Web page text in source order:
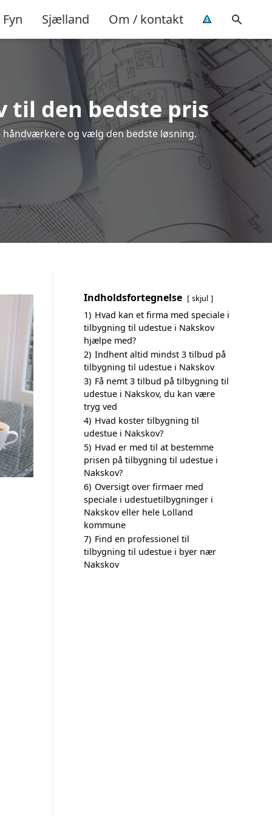
Fyn Sjælland Om / kontakt
til den bedste pris
håndværkere og vælg den bedste løsning.
Indholdsfortegnelse skjul
1) Hvad kan et firma med speciale i
tilbygning til udestue i Nakskov
hjælpe med?
2) Indhent altid mindst 3 tilbud på
tilbygning til udestue i Nakskov
3) Få nemt 3 tilbud på tilbygning til
udestue i Nakskov, du kan være
tryg ved
4) Hvad koster tilbygning til
udestue i Nakskov?
5) Hvad er med til at bestemme
prisen på tilbygning til udestue i
Nakskov?
6) Oversigt over firmaer med
speciale i udestuetilbygninger i
Nakskov eller hele Lolland
kommune
7) Find en professionel til
tilbygning til udestue i byer nær
Nakskov